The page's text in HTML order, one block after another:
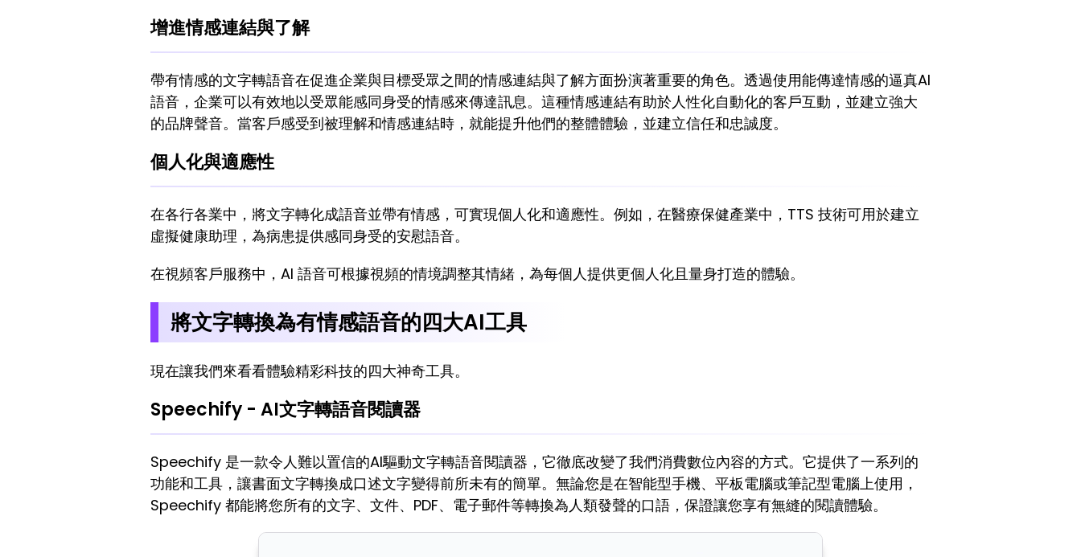
增進情感連結與了解
帶有情感的文字轉語音在促進企業與目標受眾之間的情感連結與了解方面扮演著重要的角色。透過使用能傳達情感的逼真AI
語音，企業可以有效地以受眾能感同身受的情感來傳達訊息。這種情感連結有助於人性化自動化的客戶互動，並建立強大
的品牌聲音。當客戶感受到被理解和情感連結時，就能提升他們的整體體驗，並建立信任和忠誠度。
個人化與適應性
在各行各業中，將文字轉化成語音並帶有情感，可實現個人化和適應性。例如，在醫療保健產業中，TTS 技術可用於建立
虛擬健康助理，為病患提供感同身受的安慰語音。
在視頻客戶服務中，AI 語音可根據視頻的情境調整其情緒，為每個人提供更個人化且量身打造的體驗。
將文字轉換為有情感語音的四大AI工具
現在讓我們來看看體驗精彩科技的四大神奇工具。
Speechify - AI文字轉語音閱讀器
Speechify 是一款令人難以置信的AI驅動文字轉語音閱讀器，它徹底改變了我們消費數位內容的方式。它提供了一系列的
功能和工具，讓書面文字轉換成口述文字變得前所未有的簡單。無論您是在智能型手機、平板電腦或筆記型電腦上使用，
Speechify 都能將您所有的文字、文件、PDF、電子郵件等轉換為人類發聲的口語，保證讓您享有無縫的閱讀體驗。